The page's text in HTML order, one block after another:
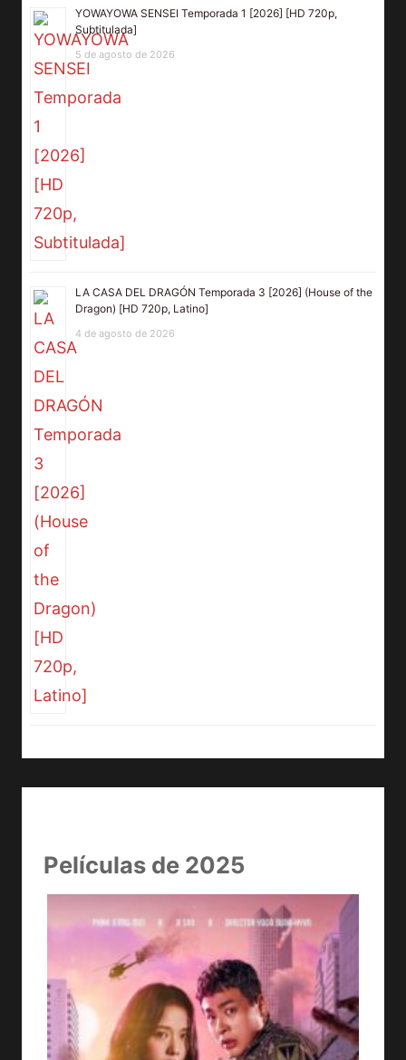
YOWAYOWA SENSEI Temporada 1 [2026] [HD 720p,
Subtitulada]
5 de agosto de 2026
LA CASA DEL DRAGÓN Temporada 3 [2026] (House of the
Dragon) [HD 720p, Latino]
4 de agosto de 2026
Películas de 2025